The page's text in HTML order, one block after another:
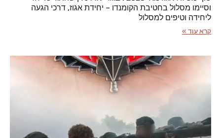
וסיימו מסלול בחטיבת הקומנדו – יחידת אגוז, דרכי הגעה
ליחידה וטיפים למסלול
קרא עוד »